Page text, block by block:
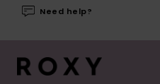
Need help?